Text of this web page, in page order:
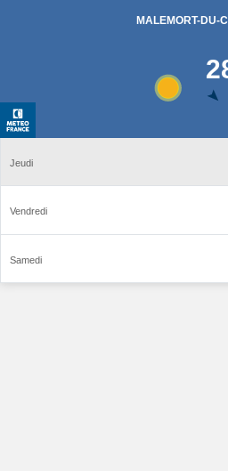
MALEMORT-DU-
Jeudi
Vendredi
Samedi